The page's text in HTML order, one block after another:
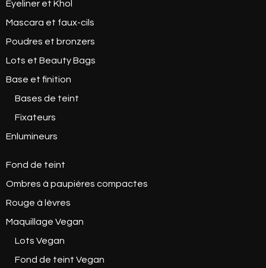
Eyeliner et Khol
Mascara et faux-cils
Poudres et bronzers
Lots et Beauty Bags
Base et finition
Bases de teint
Fixateurs
Enlumineurs
Fond de teint
Ombres à paupières compactes
Rouge à lèvres
Maquillage Vegan
Lots Vegan
Fond de teint Vegan